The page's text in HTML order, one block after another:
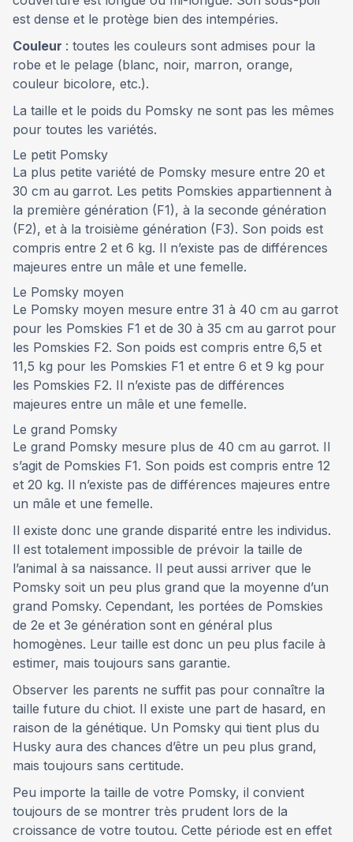
est dense et le protège bien des intempéries.
Couleur : toutes les couleurs sont admises pour la
robe et le pelage (blanc, noir, marron, orange,
couleur bicolore, etc.).
La taille et le poids du Pomsky ne sont pas les mêmes
pour toutes les variétés.
Le petit Pomsky
La plus petite variété de Pomsky mesure entre 20 et
30 cm au garrot. Les petits Pomskies appartiennent à
la première génération (F1), à la seconde génération
(F2), et à la troisième génération (F3). Son poids est
compris entre 2 et 6 kg. Il n’existe pas de différences
majeures entre un mâle et une femelle.
Le Pomsky moyen
Le Pomsky moyen mesure entre 31 à 40 cm au garrot
pour les Pomskies F1 et de 30 à 35 cm au garrot pour
les Pomskies F2. Son poids est compris entre 6,5 et
11,5 kg pour les Pomskies F1 et entre 6 et 9 kg pour
les Pomskies F2. Il n’existe pas de différences
majeures entre un mâle et une femelle.
Le grand Pomsky
Le grand Pomsky mesure plus de 40 cm au garrot. Il
s’agit de Pomskies F1. Son poids est compris entre 12
et 20 kg. Il n’existe pas de différences majeures entre
un mâle et une femelle.
Il existe donc une grande disparité entre les individus.
Il est totalement impossible de prévoir la taille de
l’animal à sa naissance. Il peut aussi arriver que le
Pomsky soit un peu plus grand que la moyenne d’un
grand Pomsky. Cependant, les portées de Pomskies
de 2e et 3e génération sont en général plus
homogènes. Leur taille est donc un peu plus facile à
estimer, mais toujours sans garantie.
Observer les parents ne suffit pas pour connaître la
taille future du chiot. Il existe une part de hasard, en
raison de la génétique. Un Pomsky qui tient plus du
Husky aura des chances d’être un peu plus grand,
mais toujours sans certitude.
Peu importe la taille de votre Pomsky, il convient
toujours de se montrer très prudent lors de la
croissance de votre toutou. Cette période est en effet